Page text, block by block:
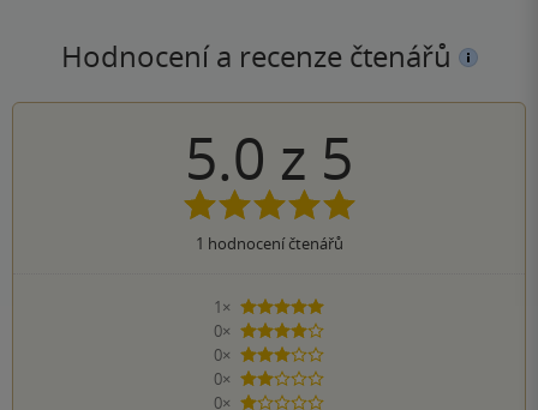
Hodnocení a recenze čtenářů
5.0 z 5
1 hodnocení čtenářů
1×
5 hvězdiček
0×
4 hvězdičky
0×
3 hvězdičky
0×
2 hvězdičky
0×
1 hvezdička